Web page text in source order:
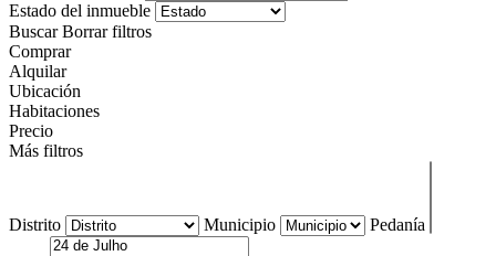
Estado del inmueble
Buscar Borrar filtros
Comprar
Alquilar
Ubicación
Habitaciones
Precio
Más filtros
Distrito Municipio Pedanía